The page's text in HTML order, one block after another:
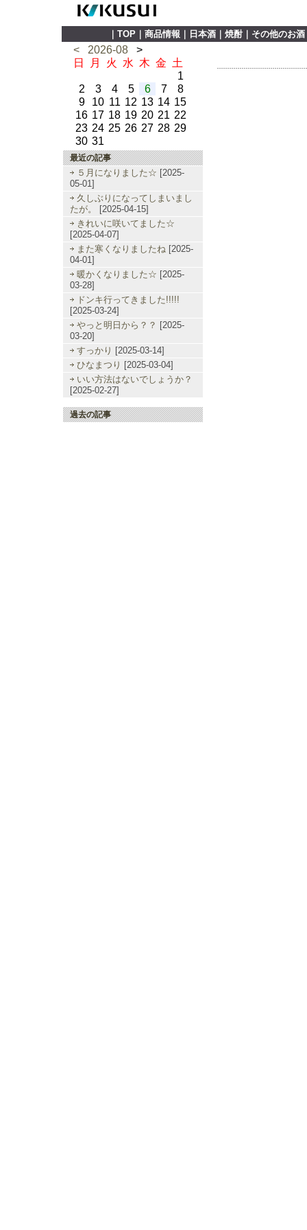
TOP 商品情報 日本酒 焼酎｜ その他のお酒
< 2026-08 >
日
月 火 水 木 金 土
1
2
3 4 5 6 7
8
9
10 11 12 13 14 15
16 17 18 19 20 21 22
23 24 25 26 27 28 29
30 31
最近の記事
５月になりました☆ [2025-
05-01]
久しぶりになってしまいまし
たが。
[2025-04-15]
きれいに咲いてました☆
[2025-04-07]
また寒くなりましたね [2025-
04-01]
暖かくなりました☆ [2025-
03-28]
ドンキ行ってきました!!!!!
[2025-03-24]
やっと明日から？？ [2025-
03-20]
すっかり [2025-03-14]
ひなまつり [2025-03-04]
いい方法はないでしょうか？
[2025-02-27]
過去の記事